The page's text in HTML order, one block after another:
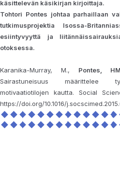
käsittelevän käsikirjan kirjoittaja.
Tohtori Pontes johtaa parhaillaan
tutkimusprojektia Isossa-
esiintyvyyttä ja
otoksessa.
Karanika-Murray, M., Pontes, HM
Sairastuneisuus määrittelee
motivaatiotilojen kautta. Social
https://doi.org/10.1016/